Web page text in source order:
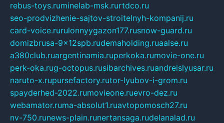
rebus-toys.ruminelab-msk.rurtdco.ru
seo-prodvizhenie-sajtov-stroitelnyh-kompanij.ru
card-voice.rurulonnyygazon177.rusnow-guard.ru
domizbrusa-9x12spb.rudemaholding.ruaalse.ru
a380club.ruargentinamia.ruperkoka.rumovie-one.ru
perk-oka.rug-octopus.rusibarchives.ruandreislyusar.ru
naruto-x.rupursefactory.rutor-lyubov-i-grom.ru
spayderhed-2022.rumovieone.ruevro-dez.ru
webamator.ruma-absolut1.ruavtopomosch27.ru
nv-750.runews-plain.runertansaga.rudelanalad.ru